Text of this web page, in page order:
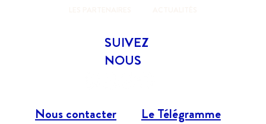
SUIVEZ
NOUS
Le Télégramme
Nous contacter